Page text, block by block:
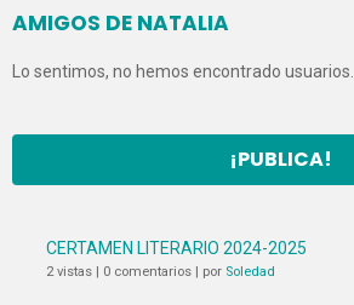
AMIGOS DE NATALIA
Lo sentimos, no hemos encontrado usuarios.
¡PUBLICA!
CERTAMEN LITERARIO 2024-2025
2 vistas 0 comentarios por Soledad